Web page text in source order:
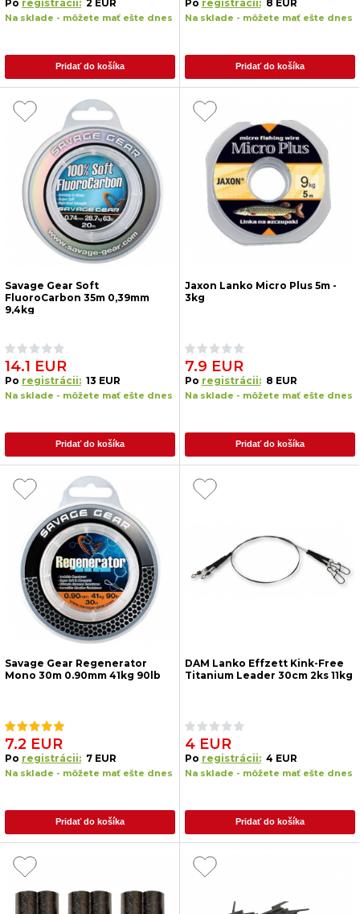
Po registrácii: 2 EUR
Na sklade - môžete mať ešte dnes
Pridať do košíka
Po registrácii: 8 EUR
Na sklade - môžete mať ešte dnes
Pridať do košíka
Savage Gear Soft
FluoroCarbon 35m 0,39mm
9,4kg
14.1 EUR
Po registrácii: 13 EUR
Na sklade - môžete mať ešte dnes
Pridať do košíka
Jaxon Lanko Micro Plus 5m -
3kg
7.9 EUR
Po registrácii: 8 EUR
Na sklade - môžete mať ešte dnes
Pridať do košíka
Savage Gear Regenerator
Mono 30m 0.90mm 41kg 90lb
7.2 EUR
Po registrácii: 7 EUR
Na sklade - môžete mať ešte dnes
Pridať do košíka
DAM Lanko Effzett Kink-Free
Titanium Leader 30cm 2ks 11kg
4 EUR
Po registrácii: 4 EUR
Na sklade - môžete mať ešte dnes
Pridať do košíka